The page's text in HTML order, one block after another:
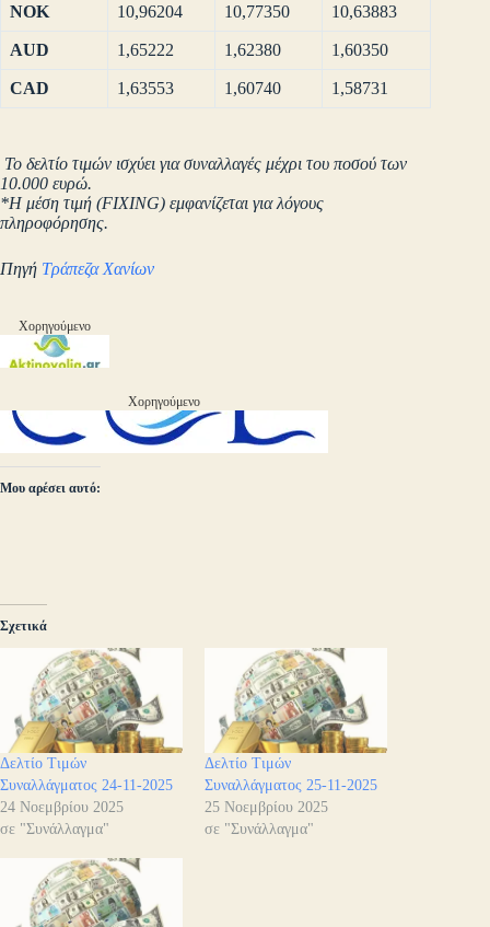
NOK 10,96204 10,77350 10,63883
AUD 1,65222 1,62380 1,60350
CAD 1,63553 1,60740 1,58731
Το δελτίο τιμών ισχύει για συναλλαγές μέχρι του ποσού των
10.000 ευρώ.
*Η μέση τιμή (FIXING) εμφανίζεται για λόγους
πληροφόρησης.
Πηγή Τράπεζα Χανίων
Χορηγούμενο
Χορηγούμενο
Μου αρέσει αυτό:
Σχετικά
Δελτίο Τιμών
Συναλλάγματος 24-11-2025
24 Νοεμβρίου 2025
σε "Συνάλλαγμα"
Δελτίο Τιμών
Συναλλάγματος 25-11-2025
25 Νοεμβρίου 2025
σε "Συνάλλαγμα"